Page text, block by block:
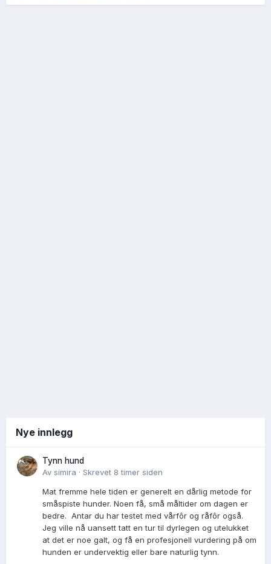
Nye innlegg
Tynn hund
Av simira · Skrevet 8 timer siden
Mat fremme hele tiden er generelt en dårlig metode for
småspiste hunder. Noen få, små måltider om dagen er
bedre. Antar du har testet med vårfôr og råfôr også.
Jeg ville nå uansett tatt en tur til dyrlegen og utelukket
at det er noe galt, og få en profesjonell vurdering på om
hunden er undervektig eller bare naturlig tynn.